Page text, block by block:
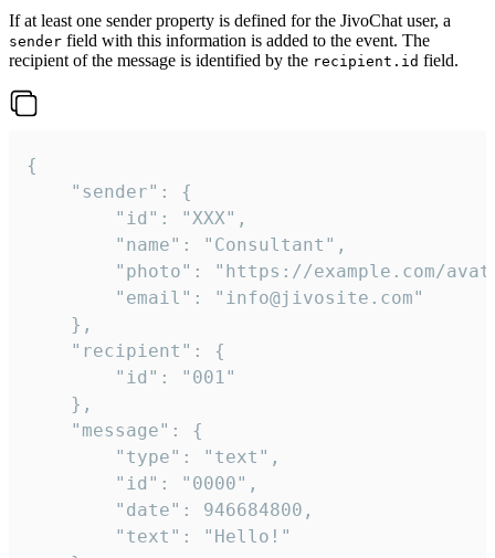
If at least one sender property is defined for the JivoChat user, a
sender field with this information is added to the event. The
recipient of the message is identified by the recipient.id field.
{